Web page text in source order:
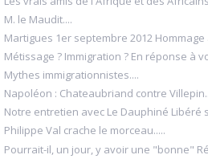
M. le Maudit....
Martigues 1er septembre 2012
Métissage ? Immigration ? En réponse à
Mythes immigrationnistes....
Napoléon : Chateaubriand contre
Notre entretien avec Le Dauphiné Libéré
Philippe Val crache le morceau.....
Pourrait-il, un jour, y avoir une "bonne"